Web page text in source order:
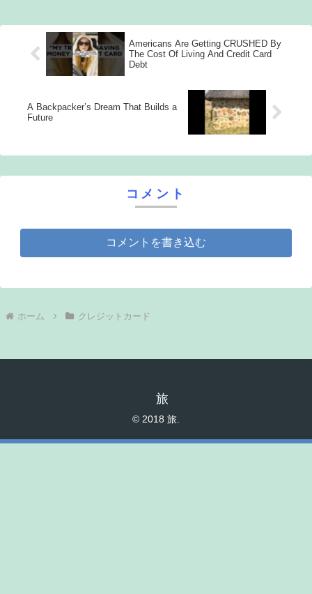
Americans Are Getting CRUSHED By
The Cost Of Living And Credit Card
Debt
A Backpacker’s Dream That Builds a
Future
コメント
コメントを書き込む
ホーム クレジットカード
旅
© 2018 旅.